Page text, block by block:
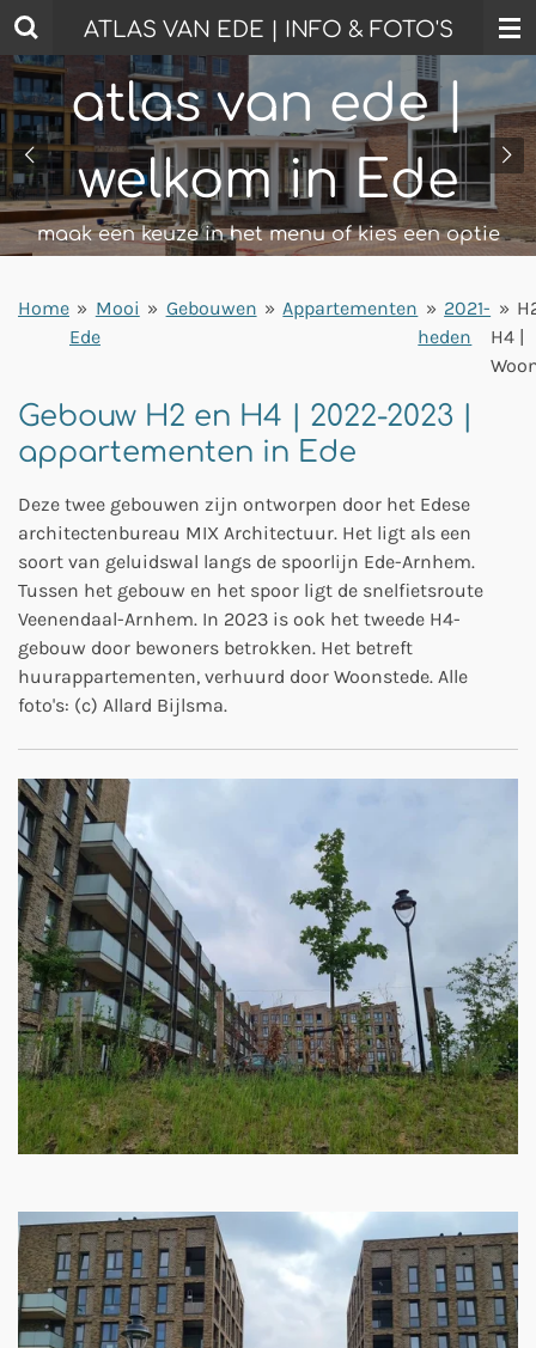
Ga
direct
naar
de
hoofdinhoud
ATLAS VAN EDE | INFO & FOTO'S
atlas van ede |
welkom in Ede
maak een keuze in het menu of kies een optie
atlas van ede | zelf
rondkijken in mooi ede
korte wandelingen - mooi ede top 100 - ede
bezoeken
Home » Mooi
Ede
» Gebouwen » Appartementen » 2021-
heden
»
H4 |
Gebouw H2 en H4 | 2022-2023 |
appartementen in Ede
Deze twee gebouwen zijn ontworpen door het Edese
architectenbureau MIX Architectuur. Het ligt als een
soort van geluidswal langs de spoorlijn Ede-Arnhem.
Tussen het gebouw en het spoor ligt de snelfietsroute
Veenendaal-Arnhem. In 2023 is ook het tweede H4-
gebouw door bewoners betrokken. Het betreft
huurappartementen, verhuurd door Woonstede. Alle
foto's: (c) Allard Bijlsma.